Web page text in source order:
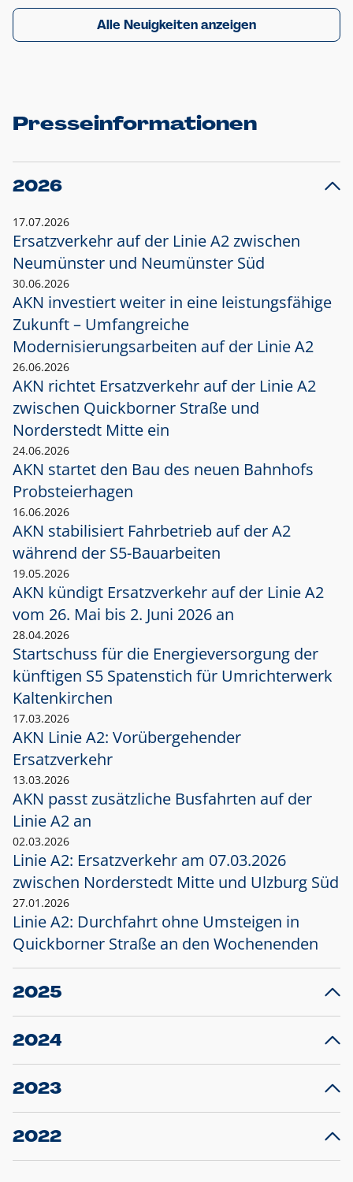
Alle Neuigkeiten anzeigen
Presseinformationen
2026
17.07.2026
Ersatzverkehr auf der Linie A2 zwischen
Neumünster und Neumünster Süd
30.06.2026
AKN investiert weiter in eine leistungsfähige
Zukunft – Umfangreiche
Modernisierungsarbeiten auf der Linie A2
26.06.2026
AKN richtet Ersatzverkehr auf der Linie A2
zwischen Quickborner Straße und
Norderstedt Mitte ein
24.06.2026
AKN startet den Bau des neuen Bahnhofs
Probsteierhagen
16.06.2026
AKN stabilisiert Fahrbetrieb auf der A2
während der S5-Bauarbeiten
19.05.2026
AKN kündigt Ersatzverkehr auf der Linie A2
vom 26. Mai bis 2. Juni 2026 an
28.04.2026
Startschuss für die Energieversorgung der
künftigen S5 Spatenstich für Umrichterwerk
Kaltenkirchen
17.03.2026
AKN Linie A2: Vorübergehender
Ersatzverkehr
13.03.2026
AKN passt zusätzliche Busfahrten auf der
Linie A2 an
02.03.2026
Linie A2: Ersatzverkehr am 07.03.2026
zwischen Norderstedt Mitte und Ulzburg Süd
27.01.2026
Linie A2: Durchfahrt ohne Umsteigen in
Quickborner Straße an den Wochenenden
2025
23.12.2025
Projekt S5: Start der Bauarbeiten am
2024
10.12.2024
Großprojekt S5: Sperrung der Bahnstraße in
2023
20.12.2023
Schleswig-Holstein verlängert den
2022
22.12.2022